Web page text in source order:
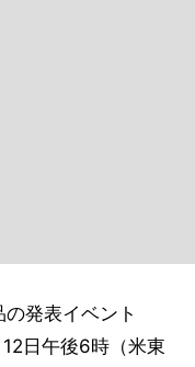
発表イベント
日午後6時（米東